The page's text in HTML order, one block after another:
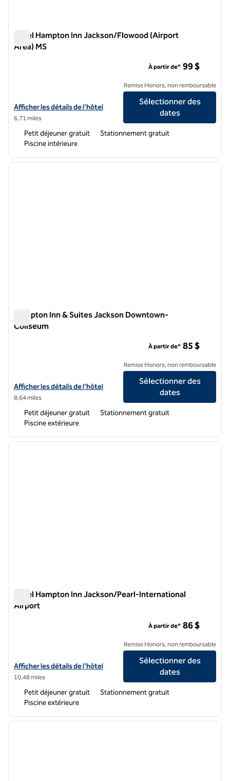
Hôtel Hampton Inn Jackson/Flowood (Airport
Area) MS
Afficher les détails de l'hôtel Hampton Inn Jackson/Flowood (Airport
Afficher les détails de l'hôtel
6,71 miles
À partir de* 99 $
Remise Honors, non remboursable
Sélectionner des
dates
Petit déjeuner gratuit
Stationnement gratuit
Piscine intérieure
1 sur 12
Hampton Inn & Suites Jackson Downtown-
Coliseum
Afficher les détails de l'hôtel Hampton Inn & Suites Jackson
Afficher les détails de l'hôtel
8,64 miles
À partir de* 85 $
Remise Honors, non remboursable
Sélectionner des
dates
Petit déjeuner gratuit
Stationnement gratuit
Piscine extérieure
1 sur 12
Hôtel Hampton Inn Jackson/Pearl-International
Airport
Afficher les détails de l'hôtel Hampton Inn Jackson/Pearl-
Afficher les détails de l'hôtel
10,48 miles
À partir de* 86 $
Remise Honors, non remboursable
Sélectionner des
dates
Petit déjeuner gratuit
Stationnement gratuit
Piscine extérieure
1 sur 12